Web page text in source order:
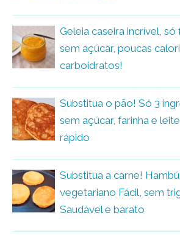
Geleia caseira incrível, só
sem açúcar, poucas
carboidratos!
Substitua o pão! Só 3
sem açúcar, farinha e
rápido
Substitua a carne!
vegetariano Fácil, sem
Saudável e barato